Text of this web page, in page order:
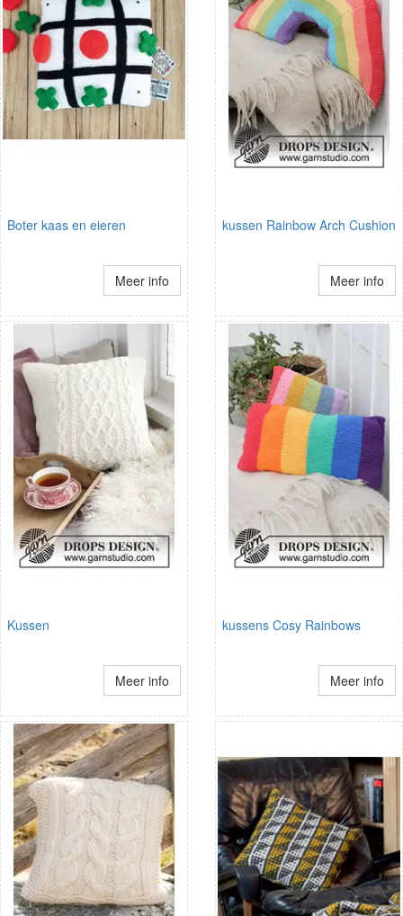
Boter kaas en eieren
Meer info
kussen Rainbow Arch Cushion
Meer info
Kussen
Meer info
kussens Cosy Rainbows
Meer info